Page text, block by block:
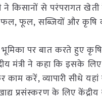
ने किसानों से परंपरागत
फूल, सब्जियों और कृषि
भूमिका पर बात करते हुए
मंत्री ने कहा कि इसके
काम करें, व्यापारी सीधे
प्रसंस्करण के लिए केंद्रीय